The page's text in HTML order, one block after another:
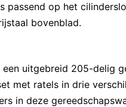
passend op het
bovenblad.
uitgebreid 205-delig
met ratels in drie
in deze